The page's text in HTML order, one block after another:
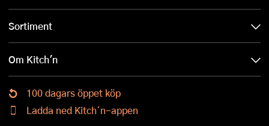
Sortiment
Om Kitch'n
100 dagars öppet köp
Ladda ned Kitch´n-appen